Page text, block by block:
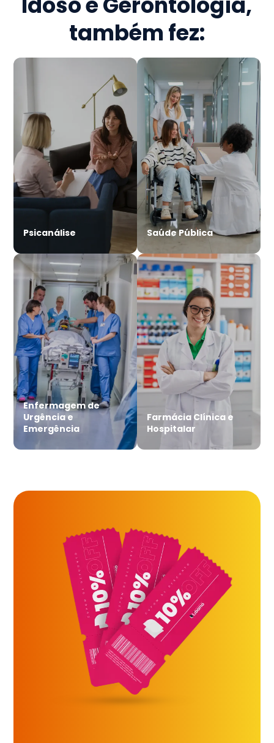
também fez:
Psicanálise Saúde Pública
Enfermagem de
Urgência e
Emergência
Farmácia Clínica e
Hospitalar